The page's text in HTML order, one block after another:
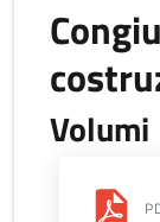
Volumi